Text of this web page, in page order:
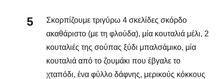
Σκορπίζουμε τριγύρω 4 σκελίδες σκόρδο
ακαθάριστο (με τη φλούδα), μία κουταλιά μέλι, 2
κουταλιές της σούπας ξύδι μπαλσάμικο, μία
κουταλιά από το ζουμάκι που έβγαλε το
χταπόδι, ένα φύλλο δάφνης, μερικούς κόκκους